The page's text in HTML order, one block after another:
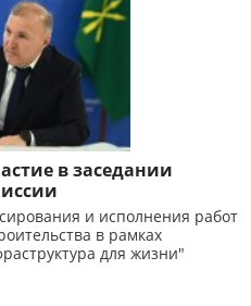
в заседании
и исполнения работ
в рамках
для жизни"